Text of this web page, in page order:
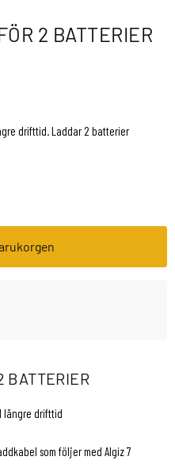
2 BATTERIER
drifttid. Laddar 2 batterier
BATTERIER
längre drifttid
som följer med Algiz 7